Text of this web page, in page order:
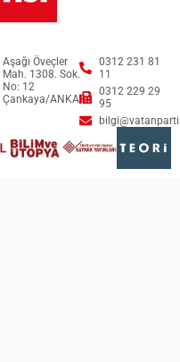
Aşağı Öveçler
Mah. 1308. Sok.
No: 12
Çankaya/ANKARA
0312 231 81
11
0312 229 29
95